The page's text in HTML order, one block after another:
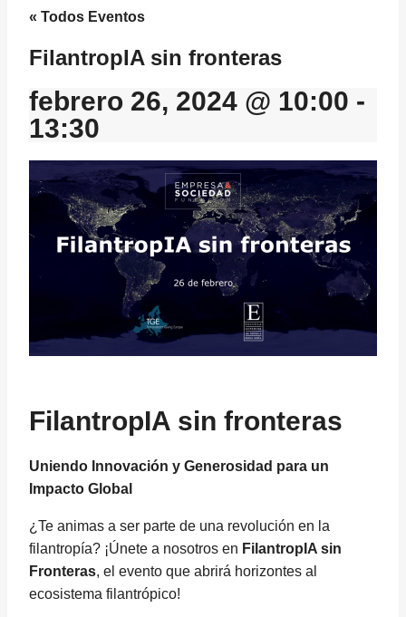
« Todos Eventos
FilantropIA sin fronteras
febrero 26, 2024 @ 10:00 -
13:30
FilantropIA sin fronteras
Uniendo Innovación y Generosidad para un
Impacto Global
¿Te animas a ser parte de una revolución en la
filantropía? ¡Únete a nosotros en FilantropIA sin
Fronteras, el evento que abrirá horizontes al
ecosistema filantrópico!